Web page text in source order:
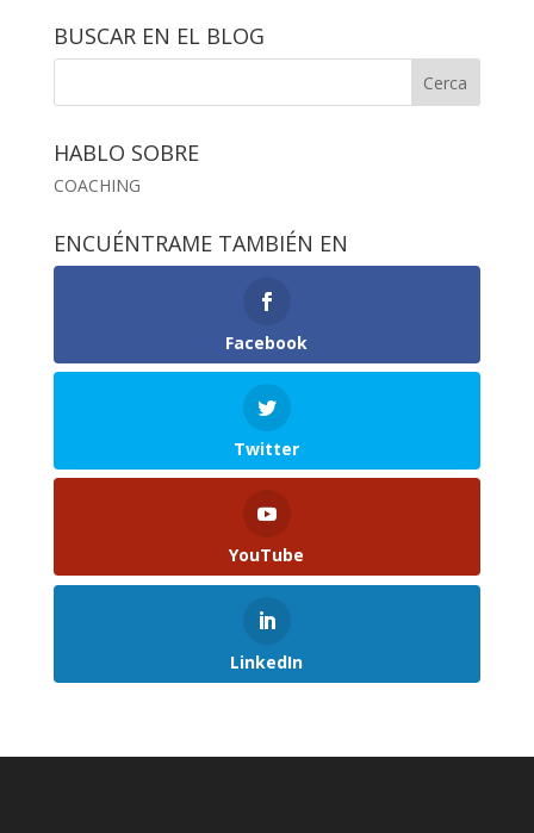
BUSCAR EN EL BLOG
HABLO SOBRE
COACHING
ENCUÉNTRAME TAMBIÉN EN
Facebook
Twitter
YouTube
LinkedIn